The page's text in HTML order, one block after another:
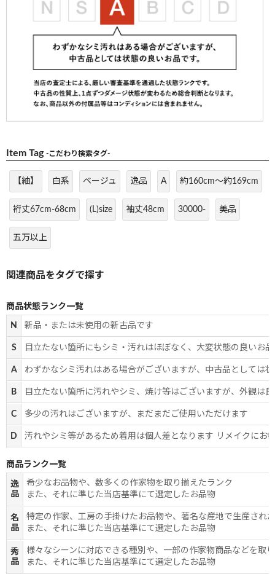
Item Tag -こだわり検索タグ-
【紬】 白系 ベージュ 逸品 A 約160cm～約169cm
裄丈67cm-68cm (L)size 袖丈48cm 30000- 美品
五万以上
商品状態ランク一覧
N 新品・または未使用の新古品です
S 目立たない箇所にもシミ・汚れはほぼなく、大変状態の良いお
A わずかなシミ汚れはある場合がございますが、中古品としては
B 目立たない箇所に汚れやシミ、焼け等はございますが、外観は
C 多少の汚れはございますが、まだまだご使用いただけます
D 汚れやシミ等があるため着用は個人差となります リメイクにお
商品ランク一覧
逸
品
希少なお品物や、数多くの作家物を取り揃えたランク
また、それに準じた当店基準にて選定したお品物
名
品
特定の作家、工房の手掛けたお品物や、著名な産地で生産され
また、それに準じた当店基準にて選定したお品物
秀
品
様々なシーンに対応できる種別や、一部の作家物商品などを取
また、それに準じた当店基準にて選定したお品物